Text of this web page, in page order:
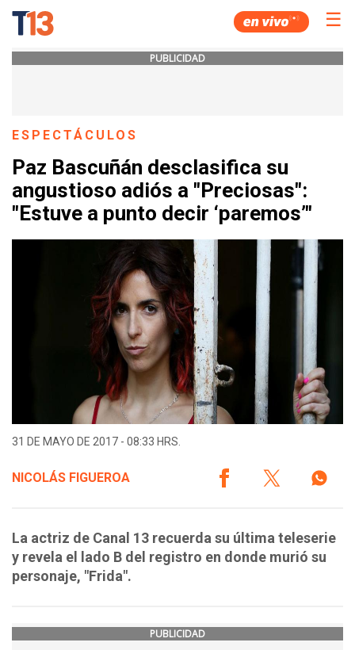
☰
PUBLICIDAD
ESPECTÁCULOS
Paz Bascuñán desclasifica su
angustioso adiós a "Preciosas":
"Estuve a punto decir ‘paremos’"
31 DE MAYO DE 2017 - 08:33 HRS.
NICOLÁS FIGUEROA
La actriz de Canal 13 recuerda su última teleserie
y revela el lado B del registro en donde murió su
personaje, "Frida".
PUBLICIDAD